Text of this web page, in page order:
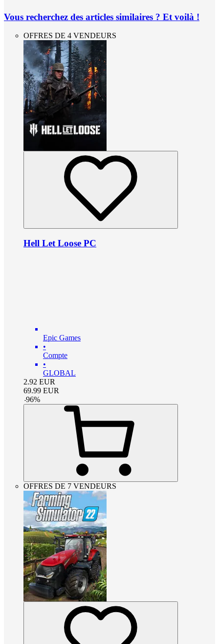
Vous recherchez des articles similaires ? Et voilà !
OFFRES DE 4 VENDEURS
Hell Let Loose PC
Epic Games
•
Compte
•
GLOBAL
2.92 EUR
69.99 EUR
-96%
OFFRES DE 7 VENDEURS